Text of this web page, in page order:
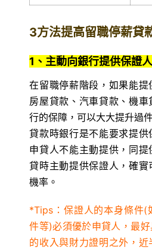
3方法提高留職停薪貸
1、主動向銀行提供保證人
在留職停薪階段，如果能
房屋貸款、汽車貸款、機
行的保障，可以大大提升過
貸款時銀行是不能要求提
申貸人不能主動提供，同
貸時主動提供保證人，確
機率。
*Tips：保證人的本身條件(
件等)必須優於申貸人，最
的收入與財力證明之外，